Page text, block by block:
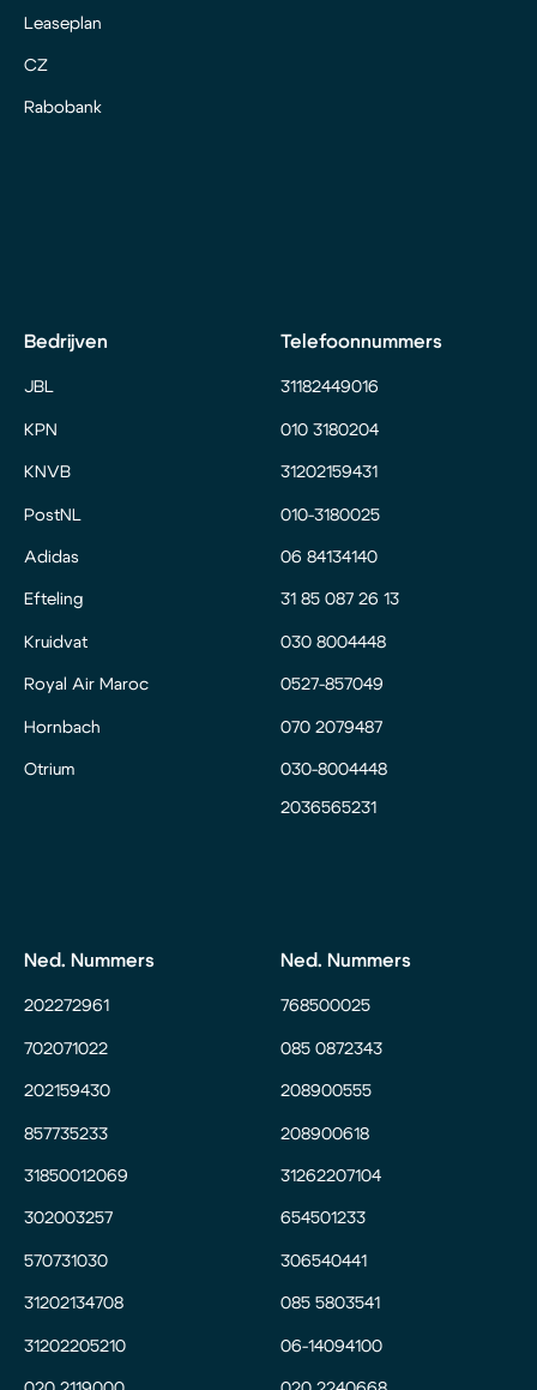
Leaseplan
CZ
Rabobank
Bedrijven
JBL
KPN
KNVB
PostNL
Adidas
Efteling
Kruidvat
Royal Air Maroc
Hornbach
Otrium
Telefoonnummers
31182449016
010 3180204
31202159431
010-3180025
06 84134140
31 85 087 26 13
030 8004448
0527-857049
070 2079487
030-8004448
2036565231
Ned. Nummers
202272961
702071022
202159430
857735233
31850012069
302003257
570731030
31202134708
31202205210
Ned. Nummers
768500025
085 0872343
208900555
208900618
31262207104
654501233
306540441
085 5803541
06-14094100